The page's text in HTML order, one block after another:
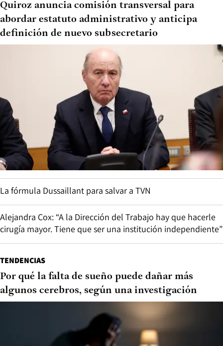
Quiroz anuncia comisión transversal para
abordar estatuto administrativo y anticipa
definición de nuevo subsecretario
La fórmula Dussaillant para salvar a TVN
Alejandra Cox: “A la Dirección del Trabajo hay que hacerle
cirugía mayor. Tiene que ser una institución independiente”
TENDENCIAS
Por qué la falta de sueño puede dañar más
algunos cerebros, según una investigación